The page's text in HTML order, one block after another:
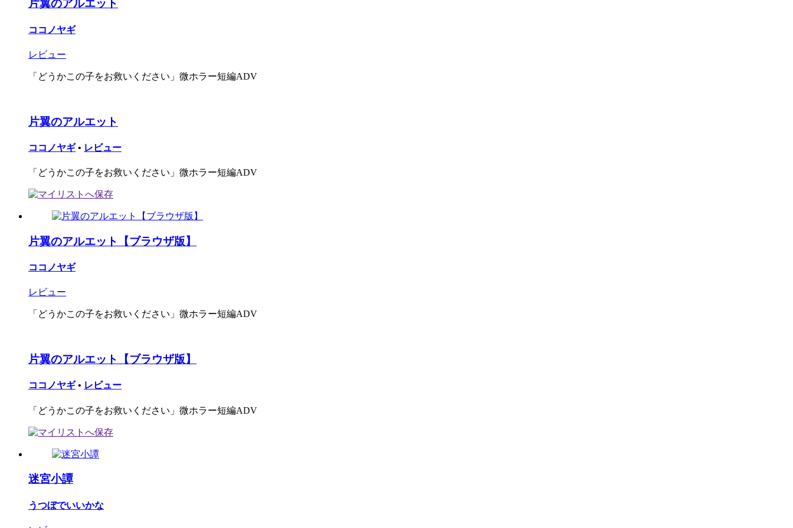
片翼のアルエット
ココノヤギ
レビュー
「どうかこの子をお救いください」微ホラー短編ADV
片翼のアルエット
ココノヤギ • レビュー
「どうかこの子をお救いください」微ホラー短編ADV
片翼のアルエット【ブラウザ版】
ココノヤギ
レビュー
「どうかこの子をお救いください」微ホラー短編ADV
片翼のアルエット【ブラウザ版】
ココノヤギ • レビュー
「どうかこの子をお救いください」微ホラー短編ADV
迷宮小譚
うつぼでいいかな